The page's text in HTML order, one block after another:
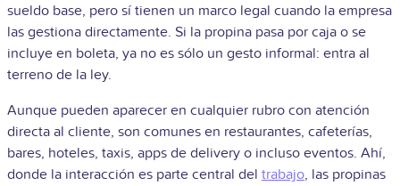
sueldo base, pero sí tienen un marco legal cuando la empresa
las gestiona directamente. Si la propina pasa por caja o se
incluye en boleta, ya no es sólo un gesto informal: entra al
terreno de la ley.
Aunque pueden aparecer en cualquier rubro con atención
directa al cliente, son comunes en restaurantes, cafeterías,
bares, hoteles, taxis, apps de delivery o incluso eventos. Ahí,
donde la interacción es parte central del trabajo, las propinas